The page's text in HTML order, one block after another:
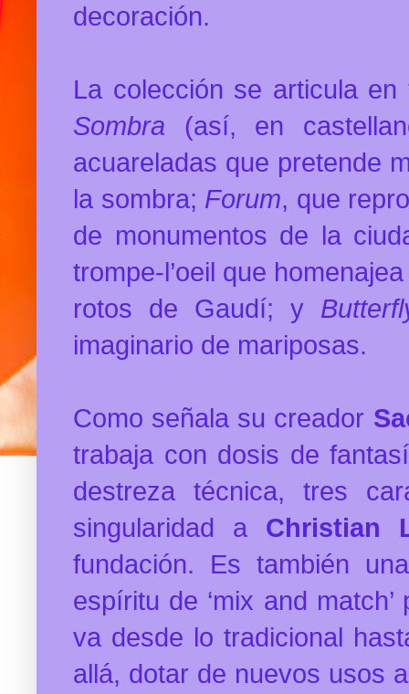
decoración.
La colección se articula
Sombra (así, en
acuareladas que pretende
la sombra; Forum, que
de monumentos de la
trompe-l’oeil que
rotos de Gaudí; y
imaginario de mariposas.
Como señala su creador
trabaja con dosis de
destreza técnica, tres
singularidad a Christian
fundación. Es también
espíritu de ‘mix and
va desde lo tradicional
allá, dotar de nuevos usos